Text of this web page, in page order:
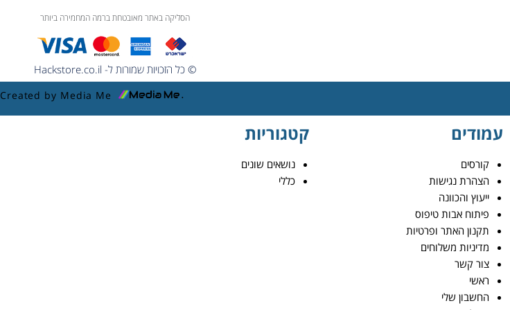
הסליקה באתר מאובטחת ברמה המחמירה ביותר
© כל הזכויות שמורות ל- Hackstore.co.il
Created by Media Me
עמודים
קורסים
הצהרת נגישות
ייעוץ והכוונה
פיתוח אבות טיפוס
תקנון האתר ופרטיות
מדיניות משלוחים
צור קשר
ראשי
החשבון שלי
קטגוריות
נושאים שונים
כללי